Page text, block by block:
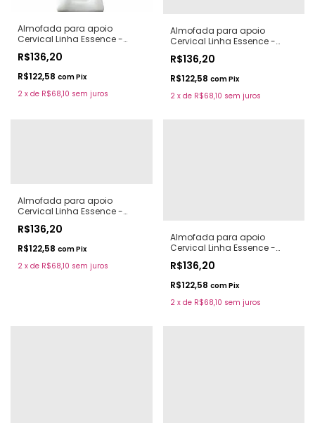
Almofada para apoio
Cervical Linha Essence -
R$136,20
R$122,58 comPix
2 x de R$68,10 sem juros
Almofada para apoio
Cervical Linha Essence -
R$136,20
R$122,58 comPix
2 x de R$68,10 sem juros
Almofada para apoio
Cervical Linha Essence -
R$136,20
R$122,58 comPix
2 x de R$68,10 sem juros
Almofada para apoio
Cervical Linha Essence -
R$136,20
R$122,58 comPix
2 x de R$68,10 sem juros